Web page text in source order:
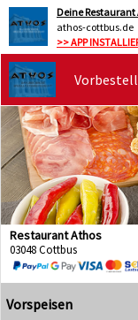
Deine Restaurant
athos-cottbus.de
>> APP
Restaurant Athos
03048 Cottbus
Vorspeisen